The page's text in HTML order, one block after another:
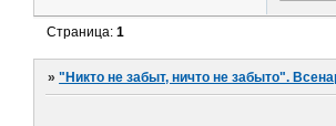
Страница:1
»"Никто не забыт, ничто не забыто".